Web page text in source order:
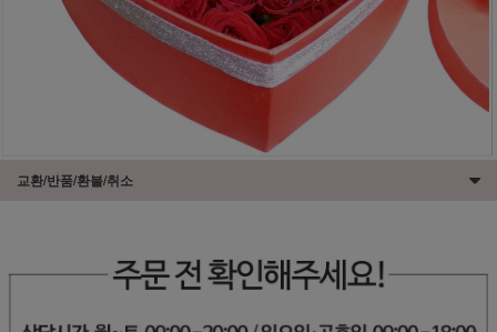
교환/반품/환불/취소